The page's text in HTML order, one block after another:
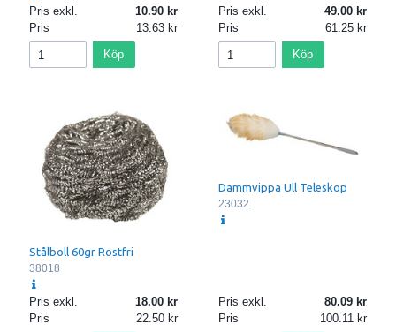
Pris exkl.
10.90
Pris
13.63
Köp
Pris exkl.
49.00
Pris
61.25
Köp
Stålboll 60gr Rostfri
38018
Pris exkl.
18.00
Pris
22.50
Dammvippa Ull Teleskop
23032
Pris exkl.
80.09
Pris
100.11